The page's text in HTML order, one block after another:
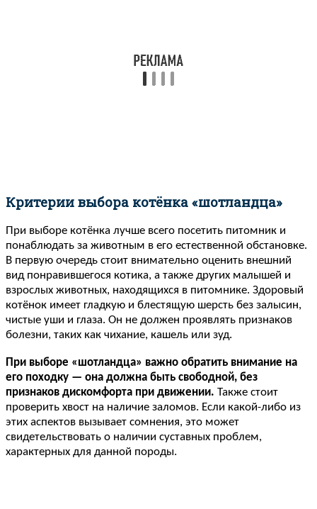
Критерии выбора котёнка «шотландца»
При выборе котёнка лучше всего посетить питомник и
понаблюдать за животным в его естественной обстановке.
В первую очередь стоит внимательно оценить внешний
вид понравившегося котика, а также других малышей и
взрослых животных, находящихся в питомнике. Здоровый
котёнок имеет гладкую и блестящую шерсть без залысин,
чистые уши и глаза. Он не должен проявлять признаков
болезни, таких как чихание, кашель или зуд.
При выборе «шотландца» важно обратить внимание на
его походку — она должна быть свободной, без
признаков дискомфорта при движении. Также стоит
проверить хвост на наличие заломов. Если какой-либо из
этих аспектов вызывает сомнения, это может
свидетельствовать о наличии суставных проблем,
характерных для данной породы.